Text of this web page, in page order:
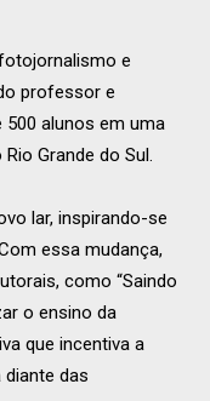
e
professor e
alunos em uma
Grande do Sul.
lar, inspirando-se
essa mudança,
como “Saindo
o ensino da
que incentiva a
das